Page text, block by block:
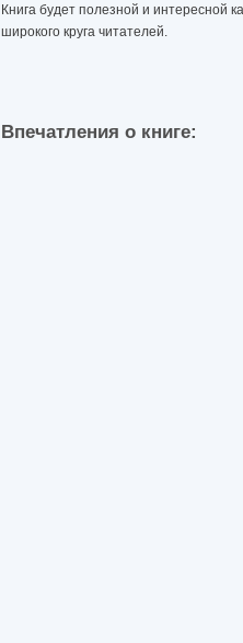
Книга будет полезной и интересной
широкого круга читателей.
Впечатления о книге: